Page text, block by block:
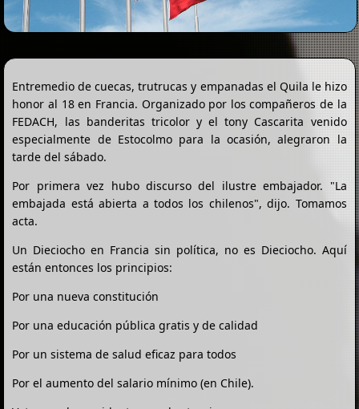
Entremedio de cuecas, trutrucas y empanadas el Quila le hizo
honor al 18 en Francia. Organizado por los compañeros de la
FEDACH, las banderitas tricolor y el tony Cascarita venido
especialmente de Estocolmo para la ocasión, alegraron la
tarde del sábado.
Por primera vez hubo discurso del ilustre embajador. "La
embajada está abierta a todos los chilenos", dijo. Tomamos
acta.
Un Dieciocho en Francia sin política, no es Dieciocho. Aquí
están entonces los principios:
Por una nueva constitución
Por una educación pública gratis y de calidad
Por un sistema de salud eficaz para todos
Por el aumento del salario mínimo (en Chile).